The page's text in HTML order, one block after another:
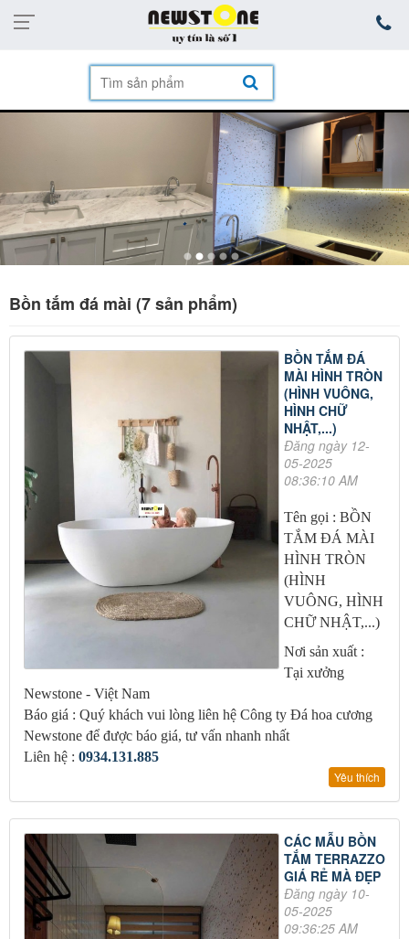
Bồn tắm đá mài (7 sản phẩm)
BỒN TẮM ĐÁ
MÀI HÌNH TRÒN
(HÌNH VUÔNG,
HÌNH CHỮ
NHẬT,...)
Đăng ngày 12-
05-2025
08:36:10 AM
Tên gọi : BỒN
TẮM ĐÁ MÀI
HÌNH TRÒN
(HÌNH
VUÔNG, HÌNH
CHỮ NHẬT,...)
Nơi sản xuất :
Tại xưởng
Newstone - Việt Nam
Báo giá : Quý khách vui lòng liên hệ Công ty Đá hoa cương
Newstone để được báo giá, tư vấn nhanh nhất
Liên hệ : 0934.131.885
Yêu thích
CÁC MẪU BỒN
TẮM TERRAZZO
GIÁ RẺ MÀ ĐẸP
Đăng ngày 10-
05-2025
09:36:25 AM